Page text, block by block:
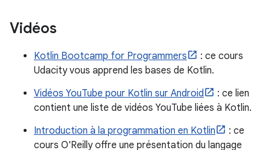
Vidéos
Kotlin Bootcamp for Programmers
: ce cours
Udacity vous apprend les bases de Kotlin.
Vidéos YouTube pour Kotlin sur Android
: ce lien
contient une liste de vidéos YouTube liées à Kotlin.
Introduction à la programmation en Kotlin
: ce
cours O'Reilly offre une présentation du langage